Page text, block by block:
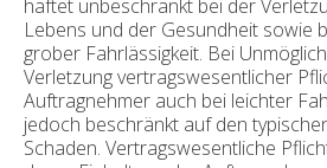
haftet unbeschränkt bei der
Lebens und der Gesundheit sowie
grober Fahrlässigkeit. Bei
Verletzung vertragswesentlicher
Auftragnehmer auch bei leichter
jedoch beschränkt auf den
Schaden. Vertragswesentliche